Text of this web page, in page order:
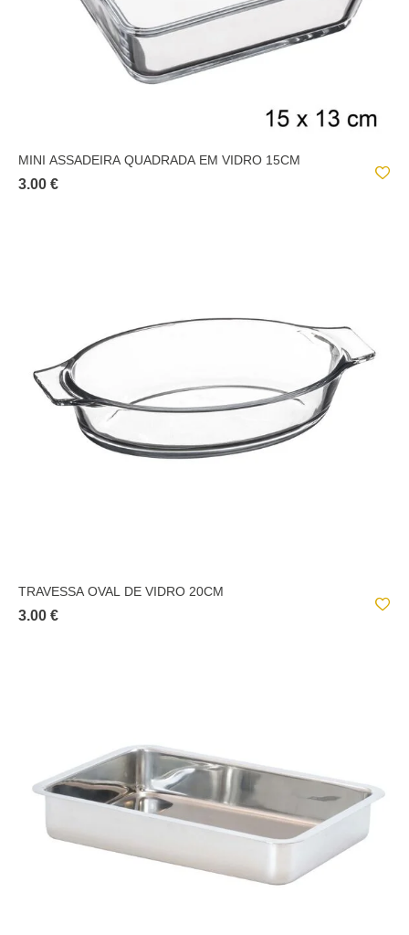
MINI ASSADEIRA QUADRADA EM VIDRO 15CM
3.00 €
TRAVESSA OVAL DE VIDRO 20CM
3.00 €